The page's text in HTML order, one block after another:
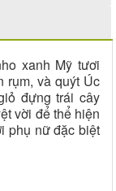
xanh Mỹ tươi
rụm, và quýt Úc
đựng trái cây
vời để thể hiện
phụ nữ đặc biệt